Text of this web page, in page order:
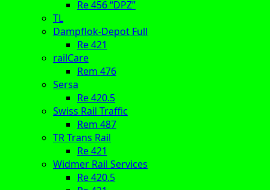
Re 456 “DPZ”
TL
Dampflok-Depot Full
Re 421
railCare
Rem 476
Sersa
Re 420.5
Swiss Rail Traffic
Rem 487
TR Trans Rail
Re 421
Widmer Rail Services
Re 420.5